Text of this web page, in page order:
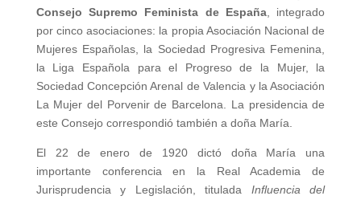
Consejo Supremo Feminista de España, integrado
por cinco asociaciones: la propia Asociación Nacional de
Mujeres Españolas, la Sociedad Progresiva Femenina,
la Liga Española para el Progreso de la Mujer, la
Sociedad Concepción Arenal de Valencia y la Asociación
La Mujer del Porvenir de Barcelona. La presidencia de
este Consejo correspondió también a doña María.
El 22 de enero de 1920 dictó doña María una
importante conferencia en la Real Academia de
Jurisprudencia y Legislación, titulada Influencia del